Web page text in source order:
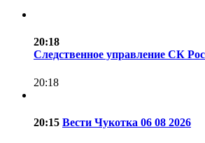
20:18
Следственное управление СК
20:18
20:15 Вести Чукотка 06 08 2026